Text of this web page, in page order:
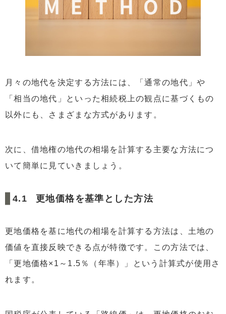
月々の地代を決定する方法には、「通常の地代」や
「相当の地代」といった相続税上の観点に基づくもの
以外にも、さまざまな方式があります。
次に、借地権の地代の相場を計算する主要な方法につ
いて簡単に見ていきましょう。
更地価格を基準とした方法
更地価格を基に地代の相場を計算する方法は、土地の
価値を直接反映できる点が特徴です。この方法では、
「更地価格×1～1.5％（年率）」という計算式が使用さ
れます。